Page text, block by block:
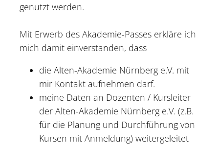
genutzt werden.
Mit Erwerb des Akademie-Passes erkläre ich
mich damit einverstanden, dass
die Alten-Akademie Nürnberg e.V. mit
mir Kontakt aufnehmen darf.
meine Daten an Dozenten / Kursleiter
der Alten-Akademie Nürnberg e.V. (z.B.
für die Planung und Durchführung von
Kursen mit Anmeldung) weitergeleitet